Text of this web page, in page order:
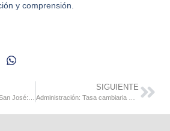
y comprensión.
SIGUIENTE